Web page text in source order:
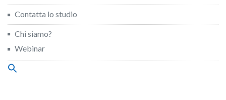
Contatta lo studio
Chi siamo?
Webinar
Search